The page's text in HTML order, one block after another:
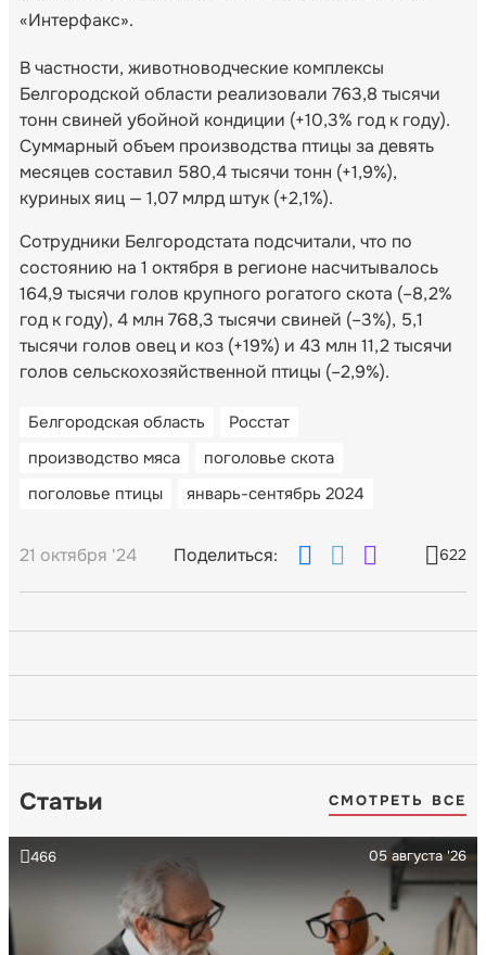
«Интерфакс».
В частности, животноводческие комплексы
Белгородской области реализовали 763,8 тысячи
тонн свиней убойной кондиции (+10,3% год к году).
Суммарный объем производства птицы за девять
месяцев составил 580,4 тысячи тонн (+1,9%),
куриных яиц — 1,07 млрд штук (+2,1%).
Сотрудники Белгородстата подсчитали, что по
состоянию на 1 октября в регионе насчитывалось
164,9 тысячи голов крупного рогатого скота (–8,2%
год к году), 4 млн 768,3 тысячи свиней (–3%), 5,1
тысячи голов овец и коз (+19%) и 43 млн 11,2 тысячи
голов сельскохозяйственной птицы (–2,9%).
Белгородская область
Росстат
производство мяса
поголовье скота
поголовье птицы
январь-сентябрь 2024
21 октября '24 Поделиться: 622
Статьи СМОТРЕТЬ ВСЕ
05 августа '26
466